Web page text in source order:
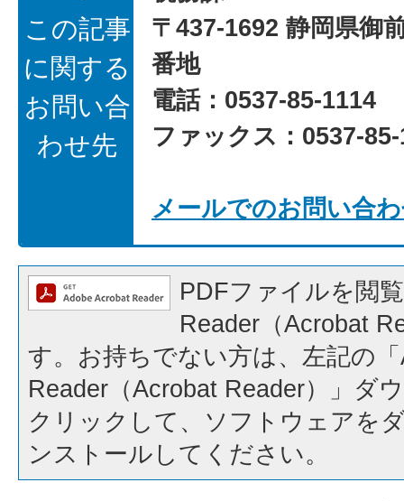
この記事
に関する
お問い合
わせ先
〒437-1692 静岡県御
番地
電話：0537-85-1114
ファックス：0537-
メールでのお問い合
PDFファイルを閲
Reader（Acrobat
す。お持ちでない方は、左記の
Reader（Acrobat Reader）」ダ
クリックして、ソフトウェアを
ンストールしてください。